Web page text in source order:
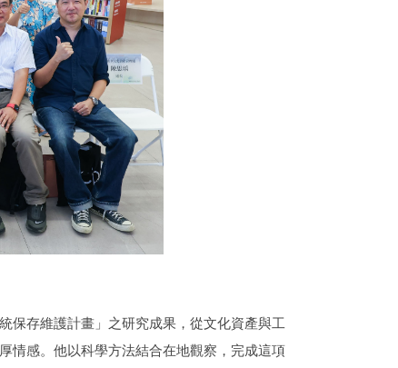
保存維護計畫」之研究成果，從文化資產與工
情感。他以科學方法結合在地觀察，完成這項